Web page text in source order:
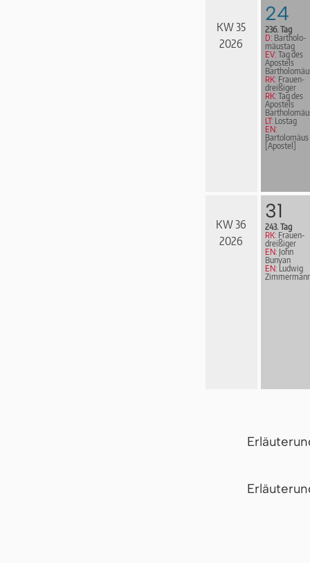
KW 35
2026
24
236. Tag
D: Bar­tho­lo­
mä­us­tag
EV: Tag des
Apostels
RK: Frau­en­
drei­ßi­ger
RK: Tag des
Apostels
LT: Lostag
EN:
Bartolomäus
[Apostel]
KW 36
2026
31
243. Tag
RK: Frau­en­
drei­ßi­ger
EN: John
Bunyan
EN: Ludwig